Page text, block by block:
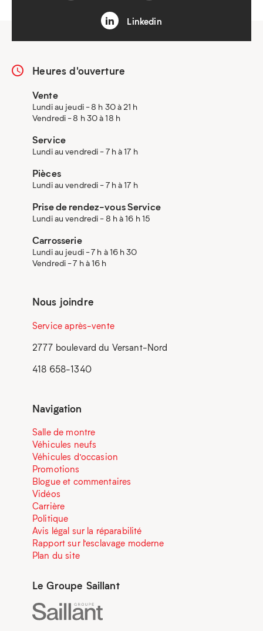
Linkedin
Heures d'ouverture
Vente
Lundi au jeudi - 8 h 30 à 21 h
Vendredi - 8 h 30 à 18 h
Service
Lundi au vendredi - 7 h à 17 h
Pièces
Lundi au vendredi - 7 h à 17 h
Prise de rendez-vous Service
Lundi au vendredi - 8 h à 16 h 15
Carrosserie
Lundi au jeudi - 7 h à 16 h 30
Vendredi - 7 h à 16 h
Nous joindre
Service après-vente
2777 boulevard du Versant-Nord
418 658-1340
Navigation
Salle de montre
Véhicules neufs
Véhicules d’occasion
Promotions
Blogue et commentaires
Vidéos
Carrière
Politique
Avis légal sur la réparabilité
Rapport sur l’esclavage moderne
Plan du site
Le Groupe Saillant